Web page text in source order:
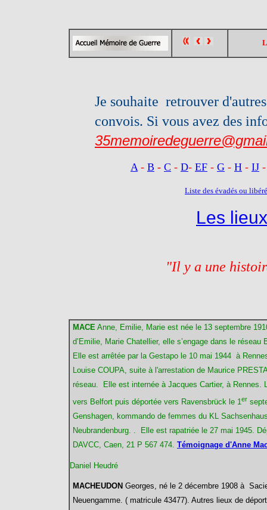
Je souhaite retrouver
convois. Si vous avez des
A- B - C - D- EF - G - H - IJ
Liste des évadés ou
Les
"Il y a une
MACE Anne, Emilie, Marie est née le 13 septembre
d’Emilie, Marie Chatellier, elle s’engage dans le réseau
Elle est arrêtée par la Gestapo le 10 mai 1944 à
Louise COUPA, suite à l'arrestation de Maurice
réseau. Elle est internée à Jacques Cartier, à Rennes.
vers Belfort puis déportée vers Ravensbrück le 1er
Genshagen, kommando de femmes du KL
Neubrandenburg. . Elle est rapatriée le 27 mai 1945.
DAVCC, Caen, 21 P 567 474. Témoignage d'Anne
Daniel Heudré
MACHEUDON Georges, né le 2 décembre 1908 à
Neuengamme. ( matricule 43477). Autres lieux de